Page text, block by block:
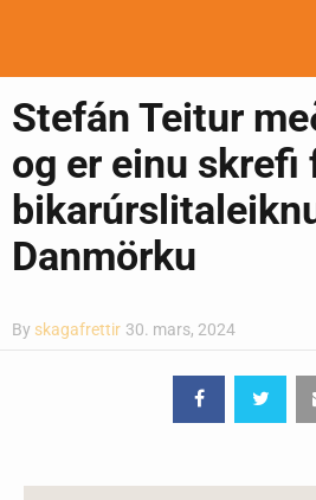
Pistlar
Greinasafn
Stefán Teitur
og er einu skrefi
Danmörku
By skagafrettir 30. mars, 2024